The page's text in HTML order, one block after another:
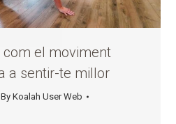
com el moviment
a sentir-te millor
By Koalah User Web